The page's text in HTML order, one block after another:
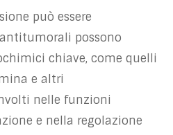
può essere
possono
chiave, come quelli
e altri
nelle funzioni
e nella regolazione